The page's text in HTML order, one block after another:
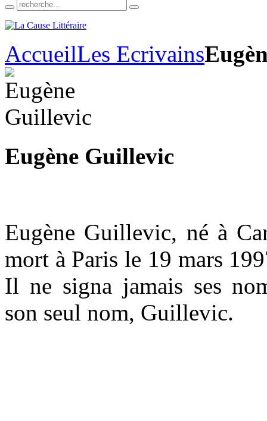
AccueilLes Ecrivains
Eugène Guillevic
Eugène Guillevic, né à
mort à Paris le 19 mars
Il ne signa jamais ses
son seul nom, Guillevic.